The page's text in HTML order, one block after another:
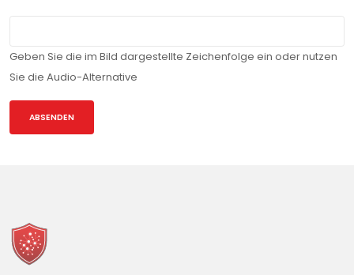
Geben Sie die im Bild dargestellte Zeichenfolge ein oder nutzen
Sie die Audio-Alternative
ABSENDEN